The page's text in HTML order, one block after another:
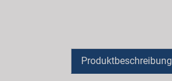
Produktbeschreibung